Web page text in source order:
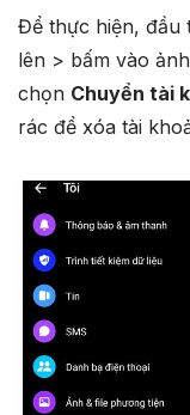
Để thực hiện, đầu
lên > bấm vào
chọn Chuyển tài
rác để xóa tài